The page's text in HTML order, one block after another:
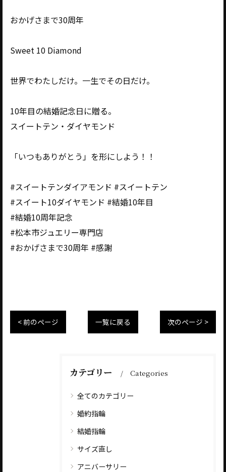
おかげさまで30周年
Sweet 10 Diamond
世界でわたしだけ。一生でその日だけ。
10年目の結婚記念日に贈る。
スイートテン・ダイヤモンド
「いつもありがとう」を形にしよう！！
#スイートテンダイアモンド #スイートテン
#スイート10ダイヤモンド #結婚10年目
#結婚10周年記念
#松本市ジュエリー専門店
#おかげさまで30周年 #感謝
< 前のページ 一覧に戻る 次のページ >
カテゴリー Categories
全てのカテゴリー
婚約指輪
結婚指輪
サイズ直し
アニバーサリー